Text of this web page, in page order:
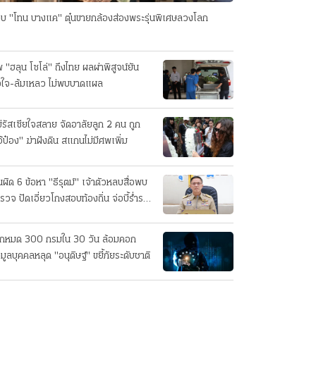
"โทน บางแค" ตุ๋นขายกล้องส่องพระรุ่นพิเศษลวงโลก
"ฮลุน โซโล่" ถึงไทย ผลผ่าพิสูจน์ยัน
จ-ล้มเหลว ไม่พบบาดแผล
สเซียใจสลาย จัดอาลัยลูก 2 คน ถูก
ป๋อง" ฆ่าฝังดิน สแกนไม่มีศพเพิ่ม
ด 6 ข้อหา "ธีรุตม์" เจ้าตัวหลบสื่อพบ
วจ ปัดเอี่ยวโกงสอบท้องถิ่น จ่อบี้รํ่ารวย
กหมด 300 กรมใน 30 วัน ล้อมคอก
ลบุคคลหลุด "อนุดิษฐ์" ขยี้ภัยระดับชาติ